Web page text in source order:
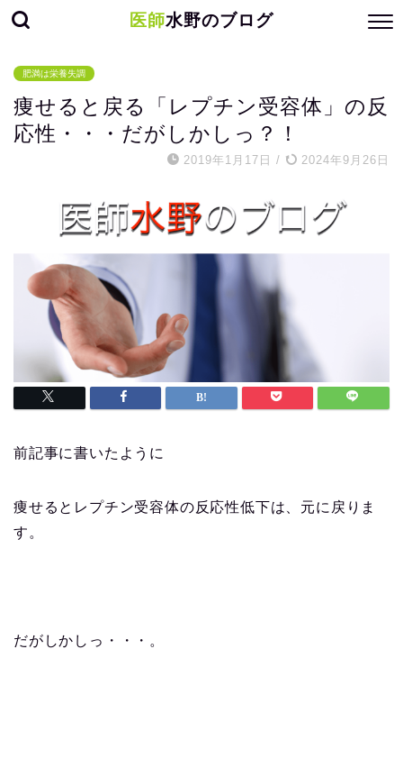
医師水野のブログ
肥満は栄養失調
痩せると戻る「レプチン受容体」の反
応性・・・だがしかしっ？！
2019年1月17日 / 2024年9月26日
前記事に書いたように
痩せるとレプチン受容体の反応性低下は、元に戻りま
す。
だがしかしっ・・・。